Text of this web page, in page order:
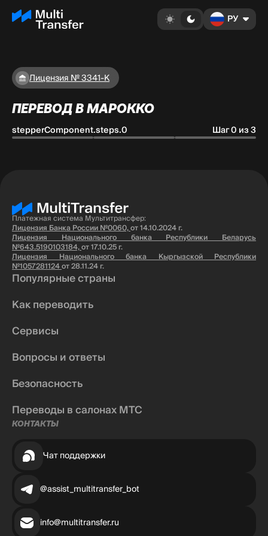
РУ
Лицензия № 3341-К
ПЕРЕВОД В МАРОККО
stepperComponent.steps.0 Шаг 0 из 3
Платежная система Мультитрансфер:
Лицензия Банка России №0060,от 14.10.2024 г.
Лицензия Национального банка Республики Беларусь
№643.5190103184,от 17.10.25 г.
Лицензия Национального банка Кыргызской Республики
№1057281124от 28.11.24 г.
Популярные страны
Как переводить
Сервисы
Вопросы и ответы
Безопасность
Переводы в салонах МТС
КОНТАКТЫ
Чат поддержки
@assist_multitransfer_bot
info@multitransfer.ru